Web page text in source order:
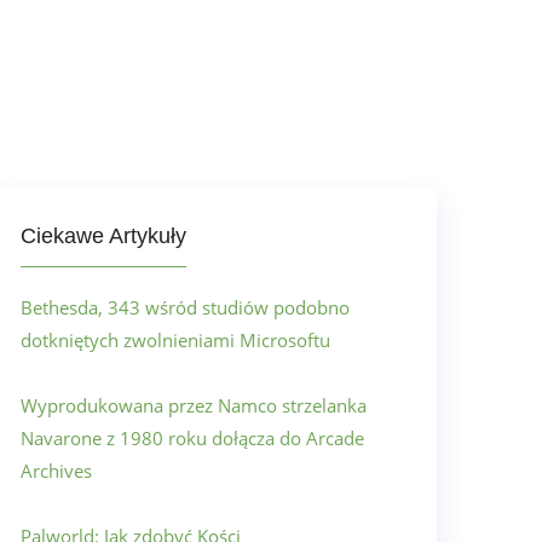
Ciekawe Artykuły
Bethesda, 343 wśród studiów podobno
dotkniętych zwolnieniami Microsoftu
Wyprodukowana przez Namco strzelanka
Navarone z 1980 roku dołącza do Arcade
Archives
Palworld: Jak zdobyć Kości